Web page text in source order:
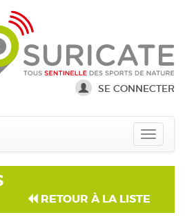
SE CONNECTER
RETOUR À LA LISTE